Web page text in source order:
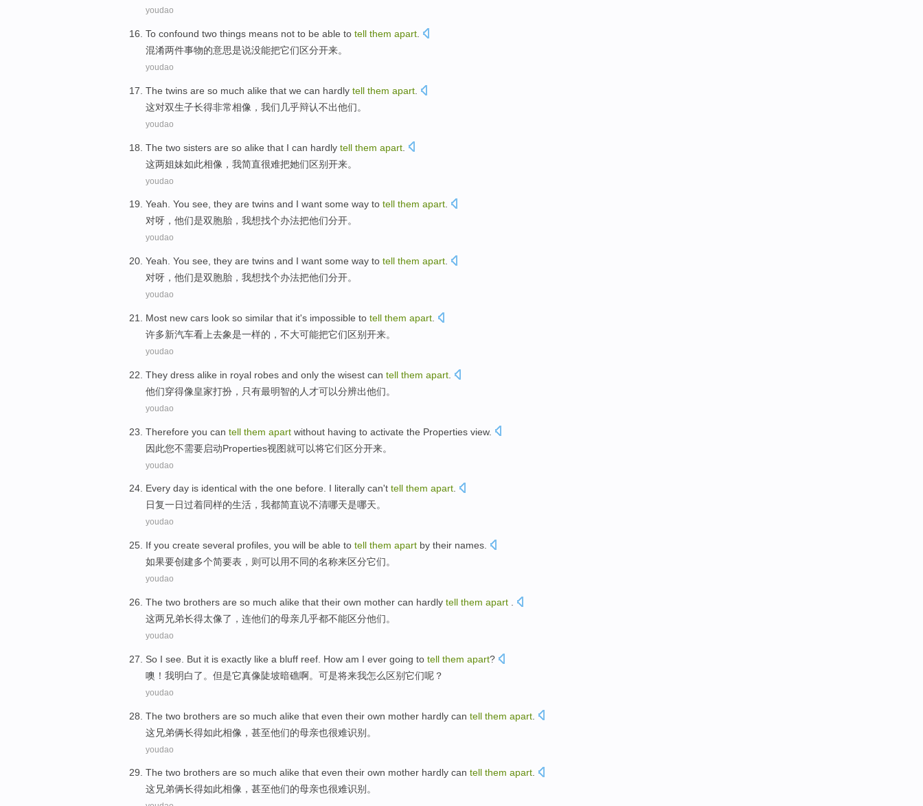
youdao
To confound two things means not to be able to tell them apart
混淆两件事物的意思是说没能把它们区分开来。
youdao
The twins are so much alike that we can hardly tell them apart
这对双生子长得非常相像， 我们 几乎辩认不出他们。
youdao
The two sisters are so alike that I can hardly tell them apart
这两姐妹如此相像 ， 我简直很难把她们区别开来。
youdao
Yeah. You see, they are twins and I want some way to tell them apart.
对呀， 他们是双胞胎 ， 我想找个办法把他们分开。
youdao
Yeah. You see they are twins and I want some way to tell them apart
对呀， 他们是双胞胎 ， 我想找个办法把他们分开。
youdao
Most new cars look so similar that it's impossible to tell them apart
许多新汽车看上去象是一样的， 不大可能把它们区别开来。
youdao
They dress alike in royal robes and only the wisest can tell them apart
他们穿得像皇家打扮 ， 只有最明智的人才可以分辨出他们。
youdao
Therefore you can tell them apart without having to activate the Properties view.
因此您不需要启动Properties视图就可以将它们区分开来。
youdao
Every day is identical with the one before. I literally can't tell them apart.
日复一日过着同样的生活， 我都简直说不清哪天是哪天。
youdao
If you create several profiles you will be able to tell them apart by their names
如果要创建多个简要表 ， 则可以 用不同的名称来区分它们。
youdao
The two brothers are so much alike that their own mother can hardly tell them apart
这两兄弟长得太像了，连他们的母亲几乎都不能区分他们。
youdao
So I see But it is exactly like a bluff reef How am I ever going to tell them apart?
噢！ 我明白了。 但是它真像陡坡暗礁啊。 可是将来我怎么 区别它们呢？
youdao
The two brothers are so much alike that even their own mother hardly can tell them apart
这兄弟俩长得如此相像 ， 甚至他们的母亲也很难识别。
youdao
The two brothers are so much alike that even their own mother hardly can tell them apart.
这兄弟俩长得如此相像 ， 甚至他们的母亲也很难识别 。